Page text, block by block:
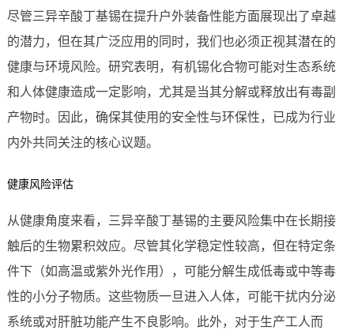
尽管三异辛酸丁基锡在提升户外装备性能方面展现出了卓越
的潜力，但在其广泛应用的同时，我们也必须正视其潜在的
健康与环境风险。研究表明，有机锡化合物可能对生态系统
和人体健康造成一定影响，尤其是当其分解或释放出有毒副
产物时。因此，确保其使用的安全性与环保性，已成为行业
内外共同关注的核心议题。
健康风险评估
从健康角度来看，三异辛酸丁基锡的主要风险集中在长期接
触后的生物累积效应。尽管其化学稳定性较高，但在特定条
件下（如高温或紫外光作用），可能分解生成低毒或中等毒
性的小分子物质。这些物质一旦进入人体，可能干扰内分泌
系统或对肝脏功能产生不良影响。此外，对于生产工人而